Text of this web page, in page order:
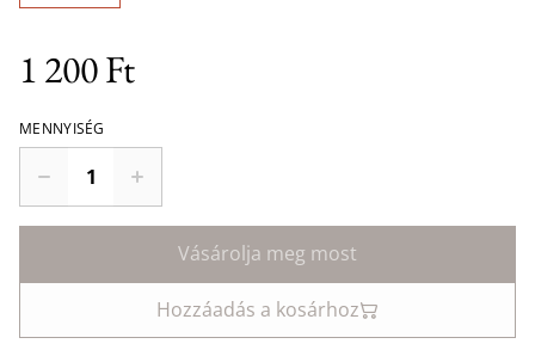
1 200 Ft
MENNYISÉG
Vásárolja meg most
Hozzáadás a kosárhoz